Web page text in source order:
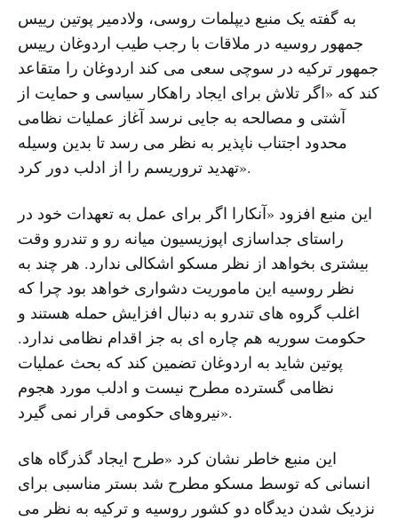
به گفته یک منبع دیپلمات روسی، ولادمیر پوتین رییس
جمهور روسیه در ملاقات با رجب طیب اردوغان رییس
جمهور ترکیه در سوچی سعی می کند اردوغان را متقاعد
کند که «اگر تلاش برای ایجاد راهکار سیاسی و حمایت از
آشتی و مصالحه به جایی نرسد آغاز عملیات نظامی
محدود اجتناب ناپذیر به نظر می رسد تا بدین وسیله
تهدید تروریسم را از ادلب دور کرد».
این منبع افزود «آنکارا اگر برای عمل به تعهدات خود در
راستای جداسازی اپوزیسیون میانه رو و تندرو وقت
بیشتری بخواهد از نظر مسکو اشکالی ندارد. هر چند به
نظر روسیه این ماموریت دشواری خواهد بود چرا که
اغلب گروه های تندرو به دنبال افزایش حمله هستند و
حکومت سوریه هم چاره ای به جز اقدام نظامی ندارد.
پوتین شاید به اردوغان تضمین کند که بحث عملیات
نظامی گسترده مطرح نیست و ادلب مورد هجوم
نیروهای حکومی قرار نمی گیرد».
این منبع خاطر نشان کرد «طرح ایجاد گذرگاه های
انسانی که توسط مسکو مطرح شد بستر مناسبی برای
نزدیک شدن دیدگاه دو کشور روسیه و ترکیه به نظر می